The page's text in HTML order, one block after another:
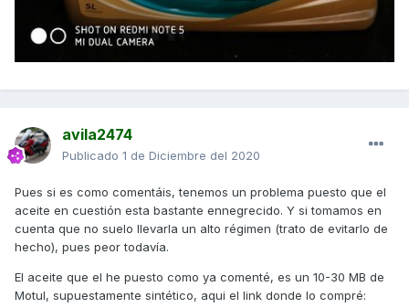
avila2474
Publicado 1 de Diciembre del 2020
Pues si es como comentáis, tenemos un problema puesto que el
aceite en cuestión esta bastante ennegrecido. Y si tomamos en
cuenta que no suelo llevarla un alto régimen (trato de evitarlo de
hecho), pues peor todavía.
El aceite que el he puesto como ya comenté, es un 10-30 MB de
Motul, supuestamente sintético, aqui el link donde lo compré: